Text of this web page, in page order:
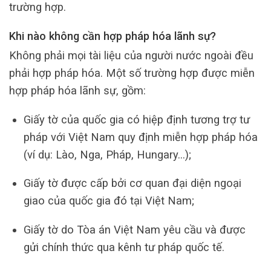
trường hợp.
Khi nào không cần hợp pháp hóa lãnh sự?
Không phải mọi tài liệu của người nước ngoài đều
phải hợp pháp hóa. Một số trường hợp được miễn
hợp pháp hóa lãnh sự, gồm:
Giấy tờ của quốc gia có hiệp định tương trợ tư
pháp với Việt Nam quy định miễn hợp pháp hóa
(ví dụ: Lào, Nga, Pháp, Hungary…);
Giấy tờ được cấp bởi cơ quan đại diện ngoại
giao của quốc gia đó tại Việt Nam;
Giấy tờ do Tòa án Việt Nam yêu cầu và được
gửi chính thức qua kênh tư pháp quốc tế.